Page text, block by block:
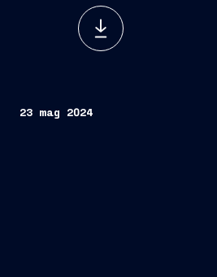
23 mag 2024